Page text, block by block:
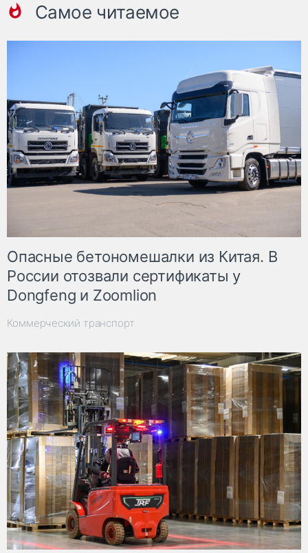
Самое читаемое
Опасные бетономешалки из Китая. В
России отозвали сертификаты у
Dongfeng и Zoomlion
Коммерческий транспорт